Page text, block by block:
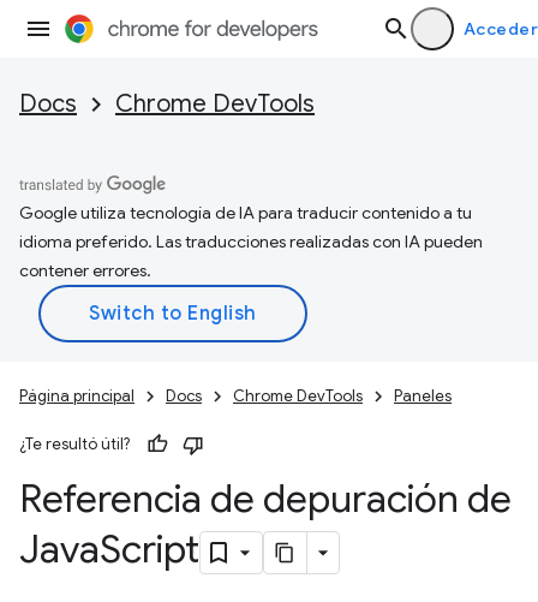
Acceder
Docs Chrome DevTools
Google utiliza tecnología de IA para traducir contenido a tu
idioma preferido. Las traducciones realizadas con IA pueden
contener errores.
Página principal Docs Chrome DevTools Paneles
¿Te resultó útil?
Referencia de depuración de
JavaScript